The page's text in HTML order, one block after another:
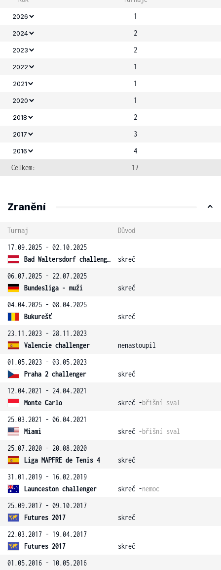
2026 1
2024 2
2023 2
2022 1
2021 1
2020 1
2018 2
2017 3
2016
4
Celkem:
17
Zranění
Turnaj
Důvod
17.09.2025 - 02.10.2025
Bad Waltersdorf challenger
skreč
06.07.2025 - 22.07.2025
Bundesliga - muži
skreč
04.04.2025 - 08.04.2025
Bukurešť
skreč
23.11.2023 - 28.11.2023
Valencie challenger
nenastoupil
01.05.2023 - 03.05.2023
Praha 2 challenger
skreč
12.04.2021 - 24.04.2021
Monte Carlo
skreč -břišní sval
25.03.2021 - 06.04.2021
Miami
skreč -břišní sval
25.07.2020 - 20.08.2020
Liga MAPFRE de Tenis 4
skreč
31.01.2019 - 16.02.2019
Launceston challenger
skreč -nemoc
25.09.2017 - 09.10.2017
Futures 2017
skreč
22.03.2017 - 19.04.2017
Futures 2017
skreč
01.05.2016 - 10.05.2016